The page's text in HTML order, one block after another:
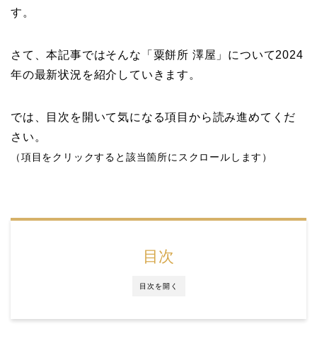
す。
さて、本記事ではそんな「粟餅所 澤屋」について2024
年の最新状況を紹介していきます。
では、目次を開いて気になる項目から読み進めてくだ
さい。
（項目をクリックすると該当箇所にスクロールします）
目次を開く
目次